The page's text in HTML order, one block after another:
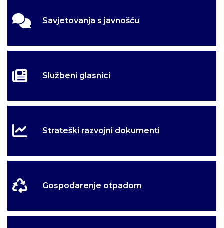
Savjetovanja s javnošću
Službeni glasnici
Strateški razvojni dokumenti
Gospodarenje otpadom